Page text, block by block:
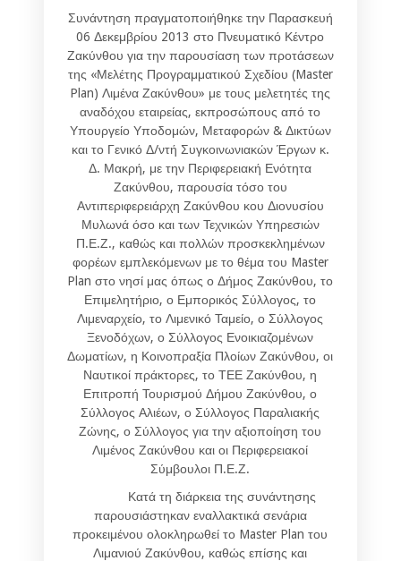
Συνάντηση πραγματοποιήθηκε την Παρασκευή
06 Δεκεμβρίου 2013 στο Πνευματικό Κέντρο
Ζακύνθου για την παρουσίαση των προτάσεων
της «Μελέτης Προγραμματικού Σχεδίου (Master
Plan) Λιμένα Ζακύνθου» με τους μελετητές της
αναδόχου εταιρείας, εκπροσώπους από το
Υπουργείο Υποδομών, Μεταφορών & Δικτύων
και το Γενικό Δ/ντή Συγκοινωνιακών Έργων κ.
Δ. Μακρή, με την Περιφερειακή Ενότητα
Ζακύνθου, παρουσία τόσο του
Αντιπεριφερειάρχη Ζακύνθου κου Διονυσίου
Μυλωνά όσο και των Τεχνικών Υπηρεσιών
Π.Ε.Ζ., καθώς και πολλών προσκεκλημένων
φορέων εμπλεκόμενων με το θέμα του Master
Plan στο νησί μας όπως ο Δήμος Ζακύνθου, το
Επιμελητήριο, ο Εμπορικός Σύλλογος, το
Λιμεναρχείο, το Λιμενικό Ταμείο, ο Σύλλογος
Ξενοδόχων, ο Σύλλογος Ενοικιαζομένων
Δωματίων, η Κοινοπραξία Πλοίων Ζακύνθου, οι
Ναυτικοί πράκτορες, το ΤΕΕ Ζακύνθου, η
Επιτροπή Τουρισμού Δήμου Ζακύνθου, ο
Σύλλογος Αλιέων, ο Σύλλογος Παραλιακής
Ζώνης, ο Σύλλογος για την αξιοποίηση του
Λιμένος Ζακύνθου και οι Περιφερειακοί
Σύμβουλοι Π.Ε.Ζ.
Κατά τη διάρκεια της συνάντησης
παρουσιάστηκαν εναλλακτικά σενάρια
προκειμένου ολοκληρωθεί το Master Plan του
Λιμανιού Ζακύνθου, καθώς επίσης και